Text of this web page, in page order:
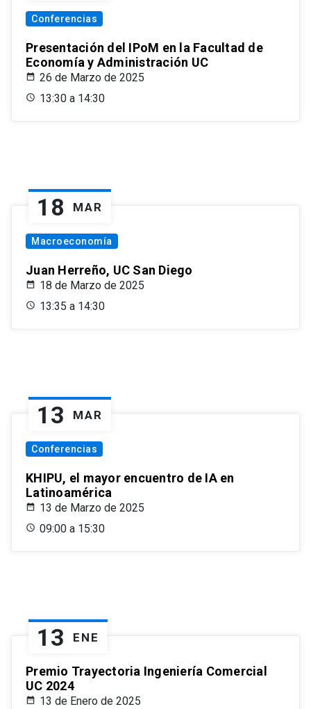
Conferencias
Presentación del IPoM en la Facultad de
Economía y Administración UC
26 de Marzo de 2025
13:30 a 14:30
18 MAR
Macroeconomía
Juan Herreño, UC San Diego
18 de Marzo de 2025
13:35 a 14:30
13 MAR
Conferencias
KHIPU, el mayor encuentro de IA en
Latinoamérica
13 de Marzo de 2025
09:00 a 15:30
13 ENE
Premio Trayectoria Ingeniería Comercial
UC 2024
13 de Enero de 2025